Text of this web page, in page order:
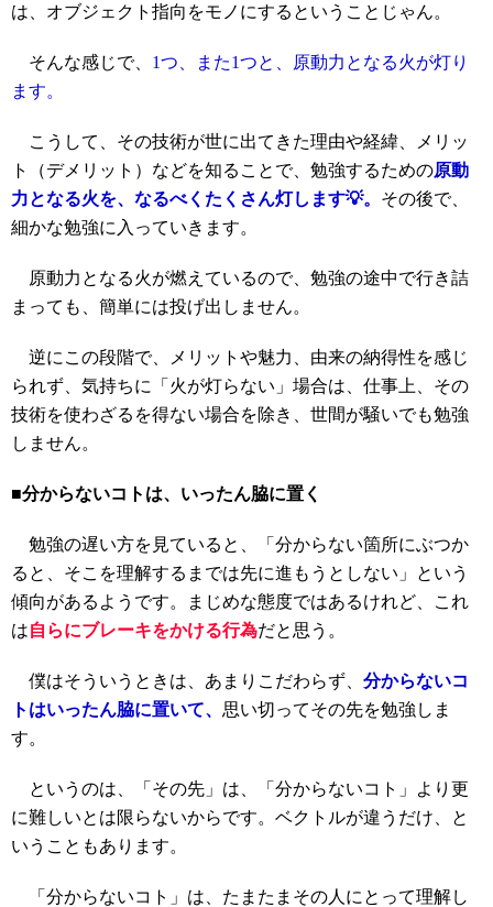
は、オブジェクト指向をモノにするということじゃん。
そんな感じで、 1つ、また1つと、原動力となる火が灯り
ます。
こうして、その技術が世に出てきた理由や経緯、メリッ
ト（デメリット）などを知ることで、勉強するための原動
力となる火を、なるべくたくさん灯します💡。 その後で、
細かな勉強に入っていきます。
原動力となる火が燃えているので、勉強の途中で行き詰
まっても、簡単には投げ出しません。
逆にこの段階で、メリットや魅力、由来の納得性を感じ
られず、気持ちに「火が灯らない」場合は、仕事上、その
技術を使わざるを得ない場合を除き、世間が騒いでも勉強
しません。
■分からないコトは、いったん脇に置く
勉強の遅い方を見ていると、「分からない箇所にぶつか
ると、そこを理解するまでは先に進もうとしない」という
傾向があるようです。まじめな態度ではあるけれど、これ
は自らにブレーキをかける行為だと思う。
僕はそういうときは、あまりこだわらず、 分からないコ
トはいったん脇に置いて、 思い切ってその先を勉強しま
す。
というのは、「その先」は、「分からないコト」より更
に難しいとは限らないからです。ベクトルが違うだけ、と
いうこともあります。
「分からないコト」は、たまたまその人にとって理解し